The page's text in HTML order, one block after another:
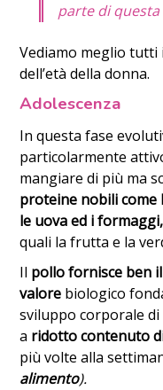
parte di
Vediamo meglio tutti
dell’età della donna.
Adolescenza
In questa fase
particolarmente
mangiare di più ma
proteine nobili come
le uova ed i formaggi,
quali la frutta e la
Il pollo fornisce ben
valore biologico
sviluppo corporale
a ridotto contenuto
più volte alla
alimento).